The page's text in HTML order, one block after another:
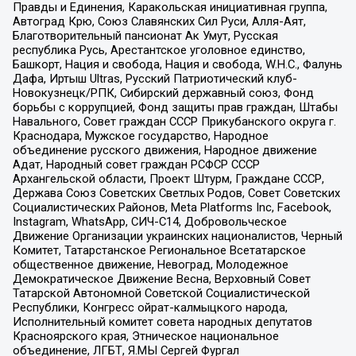
Правды и Единения, Каракольская инициативная группа,
Автоград Крю, Союз Славянских Сил Руси, Алля-Аят,
Благотворительный пансионат Ак Умут, Русская
республика Русь, Арестантское уголовное единство,
Башкорт, Нация и свобода, Нация и свобода, W.H.С., Фалунь
Дафа, Иртыш Ultras, Русский Патриотический клуб-
Новокузнецк/РПК, Сибирский державный союз, Фонд
борьбы с коррупцией, Фонд защиты прав граждан, Штабы
Навального, Совет граждан СССР Прикубанского округа г.
Краснодара, Мужское государство, Народное
объединение русского движения, Народное движение
Адат, Народный совет граждан РСФСР СССР
Архангельской области, Проект Штурм, Граждане СССР,
Держава Союз Советских Светлых Родов, Совет Советских
Социалистических Районов, Meta Platforms Inc, Facebook,
Instagram, WhatsApp, СИЧ-С14, Добровольческое
Движение Организации украинских националистов, Черный
Комитет, Татарстанское Региональное Всетатарское
общественное движение, Невоград, Молодежное
Демократическое Движение Весна, Верховный Совет
Татарской Автономной Советской Социалистической
Республики, Конгресс ойрат-калмыцкого народа,
Исполнительный комитет совета народных депутатов
Красноярского края, Этническое национальное
объединение, ЛГБТ, Я.МЫ Сергей Фургал